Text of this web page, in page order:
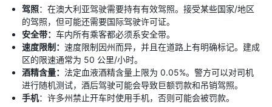
驾照：在澳大利亚驾驶需要持有有效驾照。接受某些国家/地区
的驾照，但可能还需要国际驾驶许可证。
安全带： 车内所有乘客都必须系安全带。
速度限制： 速度限制因州而异，并且在道路上有明确标记。建成
区的限速通常为 50 公里/小时。
酒精含量： 法定血液酒精含量上限为 0.05%。警方可以对司机
进行随机测试，酒后驾驶可能会导致巨额罚款和吊销驾照。
手机：许多州禁止开车时使用手机，否则可能会被罚款。